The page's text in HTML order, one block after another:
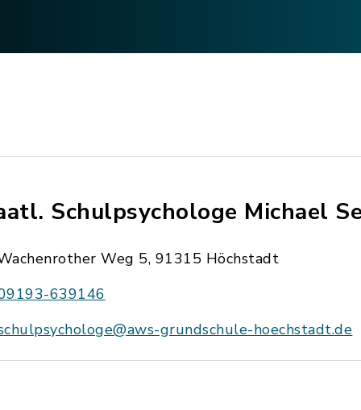
Schulpsychologe Michael
Weg 5, 91315 Höchstadt
639146
grundschule-hoechstadt.de